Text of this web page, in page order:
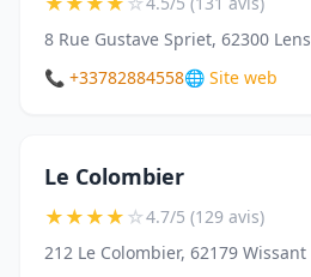
8 Rue Gustave Spriet, 62300 Lens
📞 +33782884558🌐 Site web
Le Colombier
★★★★☆4.7/5 (129 avis)
212 Le Colombier, 62179 Wissant